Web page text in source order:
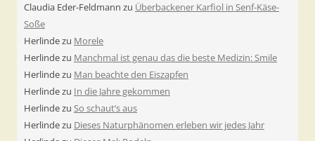
Claudia Eder-Feldmann zu Überbackener Karfiol in Senf-Käse-
Soße
Herlindezu Morele
Herlindezu Manchmal ist genau das die beste Medizin: Smile
Herlindezu Man beachte den Eiszapfen
Herlindezu In die Jahre gekommen
Herlindezu So schaut’s aus
Herlindezu Dieses Naturphänomen erleben wir jedes Jahr